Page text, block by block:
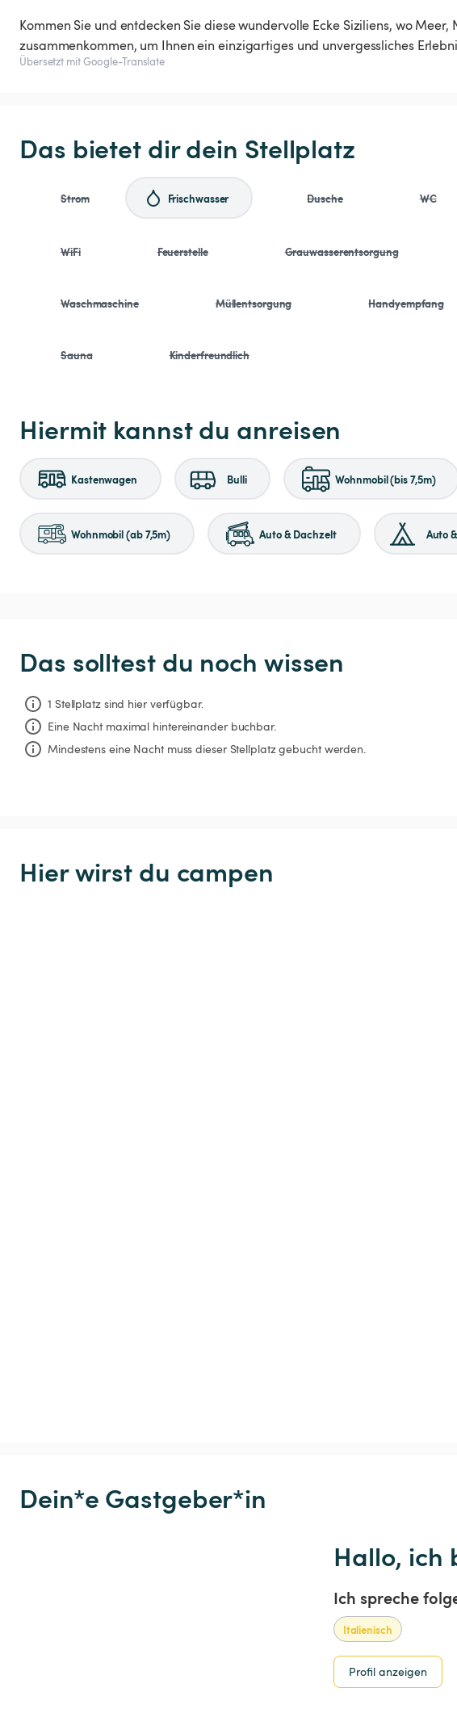
Kommen Sie und entdecken Sie diese wundervolle Ecke Siziliens, wo
zusammenkommen, um Ihnen ein einzigartiges und unvergessliches
Übersetzt mit Google-Translate
Das bietet dir dein Stellplatz
Strom Frischwasser Dusche WC
WiFi Feuerstelle Grauwasserentsorgung
Waschmaschine Müllentsorgung Handyempfang
Sauna Kinderfreundlich
Hiermit kannst du anreisen
Kastenwagen Bulli Wohnmobil (bis 7,5m)
Wohnmobil (ab 7,5m) Auto & Dachzelt Auto
Das solltest du noch wissen
1 Stellplatz sind hier verfügbar.
Eine Nacht maximal hintereinander buchbar.
Mindestens eine Nacht muss dieser Stellplatz gebucht werden.
Hier wirst du campen
Dein*e Gastgeber*in
Hallo, ich
Ich spreche
Italienisch
Profil anzeigen